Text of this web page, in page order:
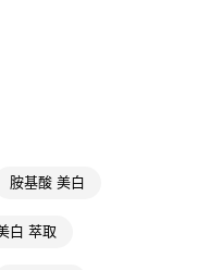
結帳。
胺基酸 美白
白 萃取